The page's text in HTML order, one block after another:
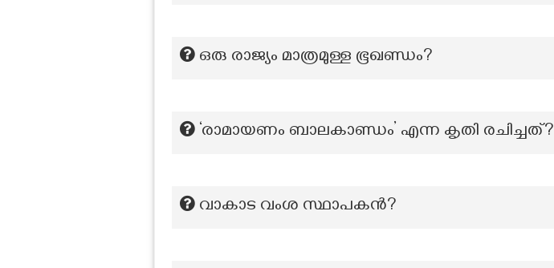
ഒരു രാജ്യം മാത്രമുള്ള ഭൂഖണ്ഡം?
‘രാമായണം ബാലകാണ്ഡം’ എന്ന കൃതി രചിച്ചത്?
വാകാട വംശ സ്ഥാപകന്‍?